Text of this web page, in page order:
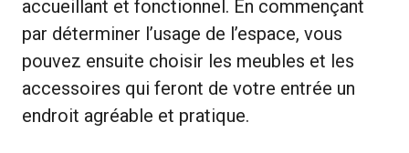
accueillant et fonctionnel. En commençant
par déterminer l’usage de l’espace, vous
pouvez ensuite choisir les meubles et les
accessoires qui feront de votre entrée un
endroit agréable et pratique.